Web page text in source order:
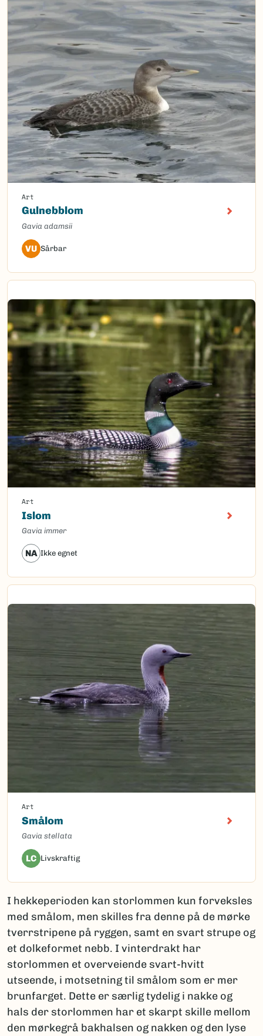
Art
Gulnebblom
Gavia adamsii
VU Sårbar
Art
Islom
Gavia immer
NA Ikke egnet
Art
Smålom
Gavia stellata
LC Livskraftig
I hekkeperioden kan storlommen kun forveksles
med smålom, men skilles fra denne på de mørke
tverrstripene på ryggen, samt en svart strupe og
et dolkeformet nebb. I vinterdrakt har
storlommen et overveiende svart-hvitt
utseende, i motsetning til smålom som er mer
brunfarget. Dette er særlig tydelig i nakke og
hals der storlommen har et skarpt skille mellom
den mørkegrå bakhalsen og nakken og den lyse